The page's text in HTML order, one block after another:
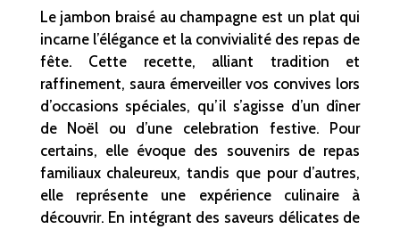
Le jambon braisé au champagne est un plat qui
incarne l’élégance et la convivialité des repas de
fête. Cette recette, alliant tradition et
raffinement, saura émerveiller vos convives lors
d’occasions spéciales, qu’il s’agisse d’un dîner
de Noël ou d’une celebration festive. Pour
certains, elle évoque des souvenirs de repas
familiaux chaleureux, tandis que pour d’autres,
elle représente une expérience culinaire à
découvrir. En intégrant des saveurs délicates de